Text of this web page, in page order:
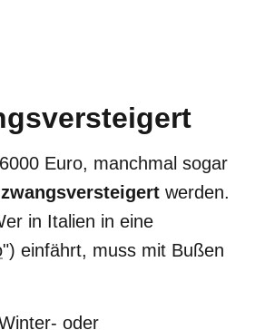
Euro, manchmal sogar
zwangsversteigert werden.
in Italien in eine
") einfährt, muss mit Bußen
oder